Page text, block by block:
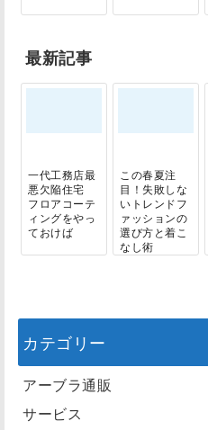
最新記事
一代工務店最
悪欠陥住宅
フロアコーテ
ィングをやっ
ておけば
この春夏注
目！失敗しな
いトレンドフ
ァッションの
選び方と着こ
なし術
カテゴリー
アーブラ通販
サービス